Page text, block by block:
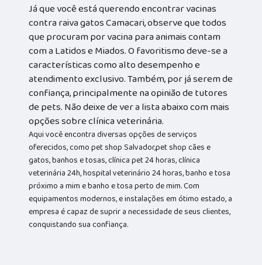
Já que você está querendo encontrar vacinas
contra raiva gatos Camacari, observe que todos
que procuram por vacina para animais contam
com a Latidos e Miados. O favoritismo deve-se a
características como alto desempenho e
atendimento exclusivo. Também, por já serem de
confiança, principalmente na opinião de tutores
de pets. Não deixe de ver a lista abaixo com mais
opções sobre clínica veterinária.
Aqui você encontra diversas opções de serviços
oferecidos, como pet shop Salvador,pet shop cães e
gatos, banhos e tosas, clínica pet 24 horas, clínica
veterinária 24h, hospital veterinário 24 horas, banho e tosa
próximo a mim e banho e tosa perto de mim. Com
equipamentos modernos, e instalações em ótimo estado, a
empresa é capaz de suprir a necessidade de seus clientes,
conquistando sua confiança.